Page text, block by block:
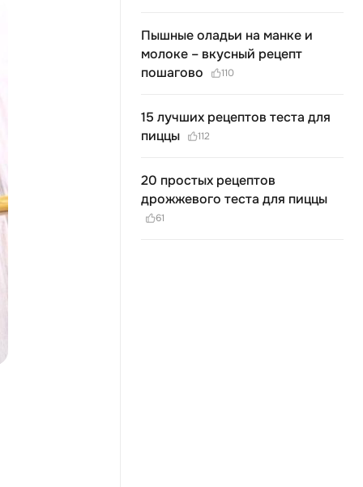
Пышные оладьи на манке и
молоке – вкусный рецепт
пошагово
110
15 лучших рецептов теста для
пиццы
112
20 простых рецептов
дрожжевого теста для пиццы
61